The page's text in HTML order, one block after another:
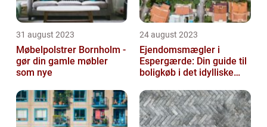
31 august 2023
Møbelpolstrer Bornholm -
gør din gamle møbler
som nye
24 august 2023
Ejendomsmægler i
Espergærde: Din guide til
boligkøb i det idylliske